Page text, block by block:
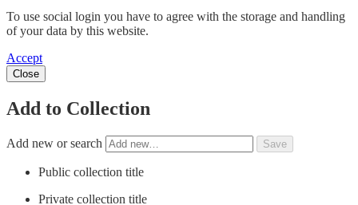
To use social login you have to agree with the storage and handling
of your data by this website.
Accept
Close
Add to Collection
Add new or search
Public collection title
Private collection title